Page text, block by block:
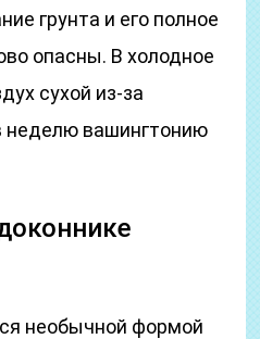
грунта и его полное
опасны. В холодное
сухой из-за
неделю вашингтонию
необычной формой